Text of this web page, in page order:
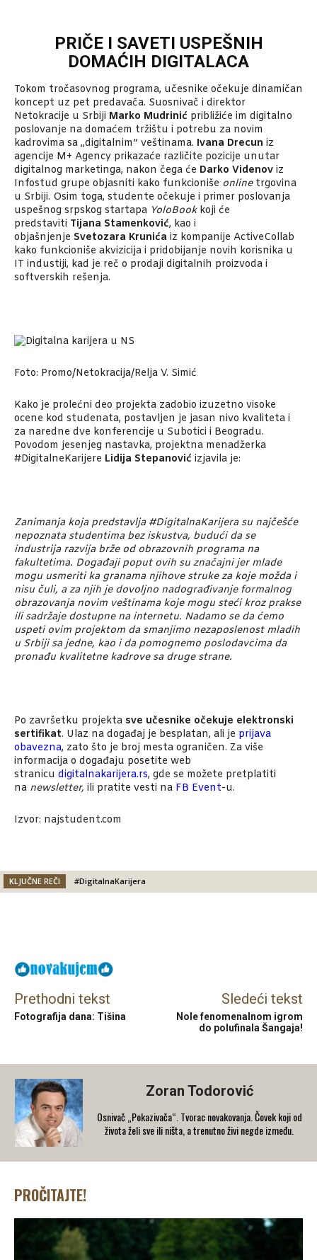
PRIČE I SAVETI USPEŠNIH
DOMAĆIH DIGITALACA
Tokom tročasovnog programa, učesnike očekuje dinamičan
koncept uz pet predavača. Suosnivač i direktor
Netokracije u Srbiji Marko Mudrinić približiće im digitalno
poslovanje na domaćem tržištu i potrebu za novim
kadrovima sa „digitalnim” veštinama. Ivana Drecun iz
agencije M+ Agency prikazaće različite pozicije unutar
digitalnog marketinga, nakon čega će Darko Videnov iz
Infostud grupe objasniti kako funkcioniše onlinetrgovina
u Srbiji. Osim toga, studente očekuje i primer poslovanja
uspešnog srpskog startapa YoloBookkoji će
predstaviti Tijana Stamenković, kao i
objašnjenje Svetozara Krunića iz kompanije ActiveCollab
kako funkcioniše akvizicija i pridobijanje novih korisnika u
IT industiji, kad je reč o prodaji digitalnih proizvoda i
softverskih rešenja.
Foto: Promo/Netokracija/Relja V. Simić
Kako je prolećni deo projekta zadobio izuzetno visoke
ocene kod studenata, postavljen je jasan nivo kvaliteta i
za naredne dve konferencije u Subotici i Beogradu.
Povodom jesenjeg nastavka, projektna menadžerka
#DigitalneKarijere Lidija Stepanović izjavila je:
Zanimanja koja predstavlja #DigitalnaKarijera su najčešće
nepoznata studentima bez iskustva, budući da se
industrija razvija brže od obrazovnih programa na
fakultetima. Događaji poput ovih su značajni jer mlade
mogu usmeriti ka granama njihove struke za koje možda i
nisu čuli, a za njih je dovoljno nadograđivanje formalnog
obrazovanja novim veštinama koje mogu steći kroz prakse
ili sadržaje dostupne na internetu. Nadamo se da ćemo
uspeti ovim projektom da smanjimo nezaposlenost mladih
u Srbiji sa jedne, kao i da pomognemo poslodavcima da
pronađu kvalitetne kadrove sa druge strane.
Po završetku projekta sve učesnike očekuje elektronski
sertifikat. Ulaz na događaj je besplatan, ali je prijava
obavezna, zato što je broj mesta ograničen. Za više
informacija o događaju posetite web
stranicu digitalnakarijera.rs, gde se možete pretplatiti
na newsletter, ili pratite vesti na FB Event-u.
Izvor: najstudent.com
KLJUČNE REČI #DigitalnaKarijera
Prethodni tekst
Fotografija dana: Tišina
Sledeći tekst
Nole fenomenalnom igrom
do polufinala Šangaja!
Zoran Todorović
Osnivač „Pokazivača“. Tvorac novakovanja. Čovek koji od
života želi sve ili ništa, a trenutno živi negde između.
PROČITAJTE!